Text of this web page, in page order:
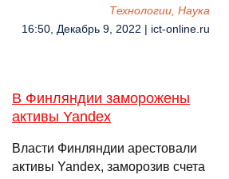
Технологии, Наука
16:50, Декабрь 9, 2022 | ict-online.ru
В Финляндии заморожены
активы Yandex
Власти Финляндии арестовали
активы Yandex, заморозив счета